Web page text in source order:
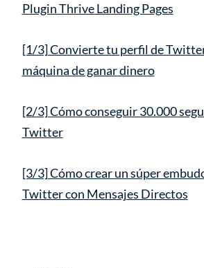
Plugin Thrive Landing Pages
[1/3] Convierte tu perfil de
máquina de ganar dinero
[2/3] Cómo conseguir 30.000
Twitter
[3/3] Cómo crear un súper
Twitter con Mensajes Directos